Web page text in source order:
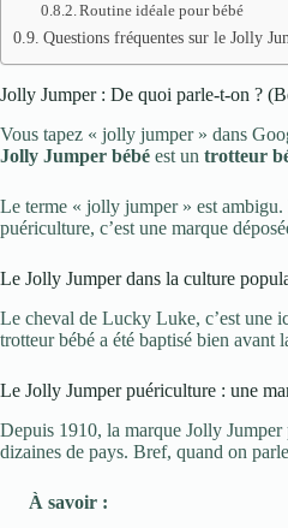
Routine idéale pour bébé
Questions fréquentes sur le Jolly
Jolly Jumper : De quoi parle-t-on ?
Vous tapez « jolly jumper » dans
Jolly Jumper bébé est un trotteur
Le terme « jolly jumper » est ambigu.
puériculture, c’est une marque
Le Jolly Jumper dans la culture
Le cheval de Lucky Luke, c’est une
trotteur bébé a été baptisé bien
Le Jolly Jumper puériculture : une
Depuis 1910, la marque Jolly Jumper
dizaines de pays. Bref, quand on
À savoir :